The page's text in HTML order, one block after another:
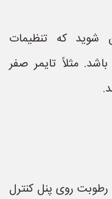
که تنظیمات
مثلاً تایمر صفر
روی پنل کنترل